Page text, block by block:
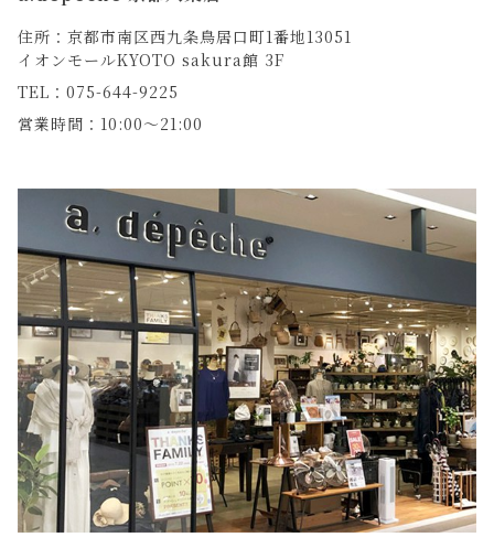
住所：京都市南区西九条鳥居口町1番地13051
イオンモールKYOTO sakura館 3F
TEL：075-644-9225
営業時間：10:00～21:00